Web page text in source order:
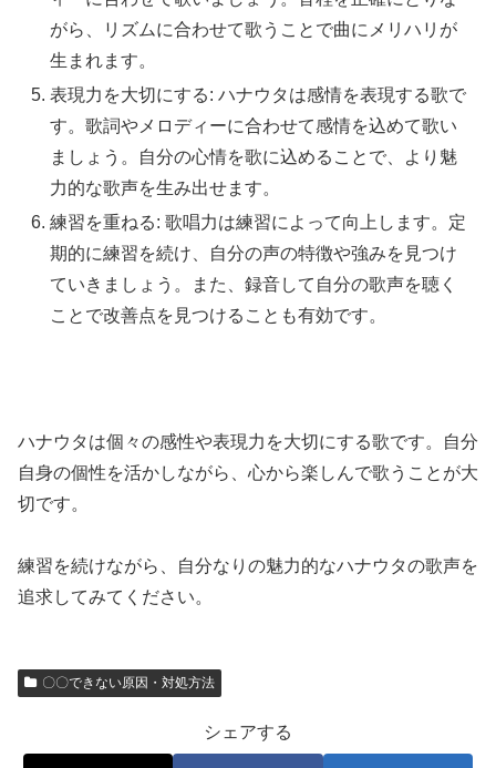
がら、リズムに合わせて歌うことで曲にメリハリが
生まれます。
表現力を大切にする: ハナウタは感情を表現する歌で
す。歌詞やメロディーに合わせて感情を込めて歌い
ましょう。自分の心情を歌に込めることで、より魅
力的な歌声を生み出せます。
練習を重ねる: 歌唱力は練習によって向上します。定
期的に練習を続け、自分の声の特徴や強みを見つけ
ていきましょう。また、録音して自分の歌声を聴く
ことで改善点を見つけることも有効です。
ハナウタは個々の感性や表現力を大切にする歌です。自分
自身の個性を活かしながら、心から楽しんで歌うことが大
切です。
練習を続けながら、自分なりの魅力的なハナウタの歌声を
追求してみてください。
〇〇できない原因・対処方法
シェアする